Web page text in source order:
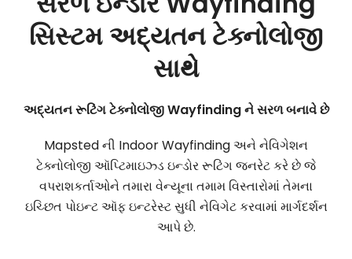
સિસ્ટમ અદ્યતન ટેક્નોલોજી
સાથે
અદ્યતન રૂટિંગ ટેક્નોલોજી Wayfinding ને સરળ બનાવે છે
Mapsted ની Indoor Wayfinding અને નેવિગેશન
ટેક્નોલોજી ઑપ્ટિમાઇઝ્ડ ઇન્ડોર રૂટિંગ જનરેટ કરે છે જે
વપરાશકર્તાઓને તમારા વેન્યૂના તમામ વિસ્તારોમાં તેમના
ઇચ્છિત પોઇન્ટ ઑફ ઇન્ટરેસ્ટ સુધી નેવિગેટ કરવામાં માર્ગદર્શન
આપે છે.